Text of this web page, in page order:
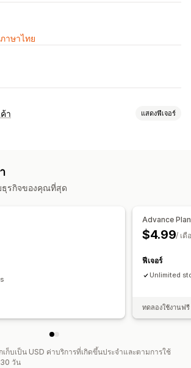
าษาไทย
า แสดงฟีเจอร์
ง
การค้นหาชื่อร้านค้า
ธุรกิจของคุณที่สุด
Advance Plan
$4.99/ เดื
ฟีเจอร์
Unlimited
ทดลองใช้งานฟ
เก็บเป็น USD ค่าบริการที่เกิดขึ้นประจำและตามการใช้
30 วัน